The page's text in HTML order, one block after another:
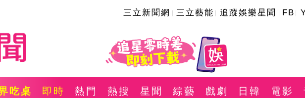
三立新聞網 三立藝能 追蹤娛樂星聞 FB
吃桌 即時 熱門 熱搜 星聞 綜藝 戲劇 日韓 電影